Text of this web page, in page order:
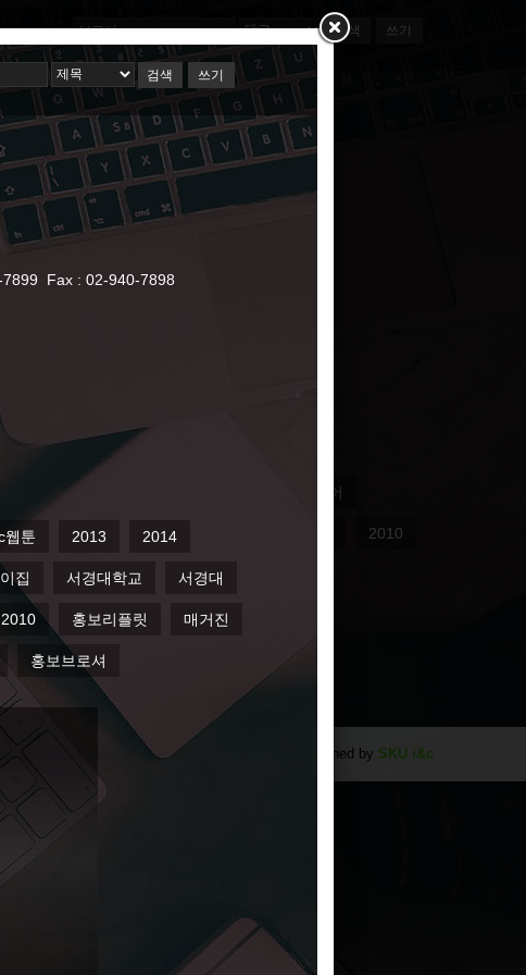
검색 쓰기
Contactwebmaster@skuinc.net
학교기업 브로슈어
2012 미디어스퀘어 2010
홍보브로셔
Designed by SKU i&c